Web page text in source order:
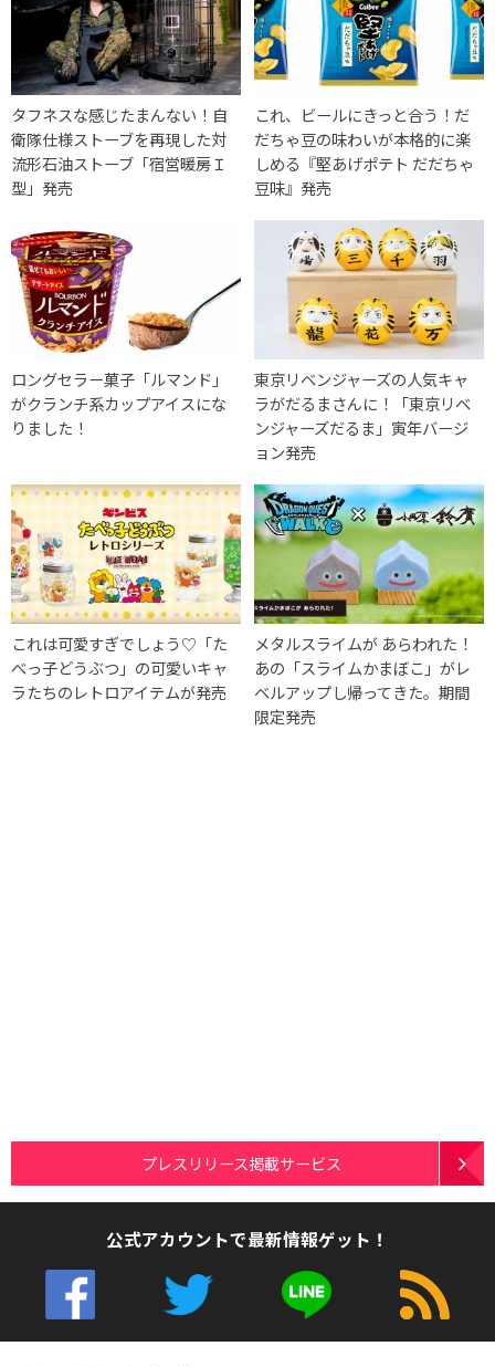
タフネスな感じたまんない！自
衛隊仕様ストーブを再現した対
流形石油ストーブ「宿営暖房Ｉ
型」発売
これ、ビールにきっと合う！だ
だちゃ豆の味わいが本格的に楽
しめる『堅あげポテト だだちゃ
豆味』発売
ロングセラー菓子「ルマンド」
がクランチ系カップアイスにな
りました！
東京リベンジャーズの人気キャ
ラがだるまさんに！「東京リベ
ンジャーズだるま」寅年バージ
ョン発売
これは可愛すぎでしょう♡「た
べっ子どうぶつ」の可愛いキャ
ラたちのレトロアイテムが発売
メタルスライムが あらわれた！
あの「スライムかまぼこ」がレ
ベルアップし帰ってきた。期間
限定発売
プレスリリース掲載サービス
公式アカウントで最新情報ゲット！